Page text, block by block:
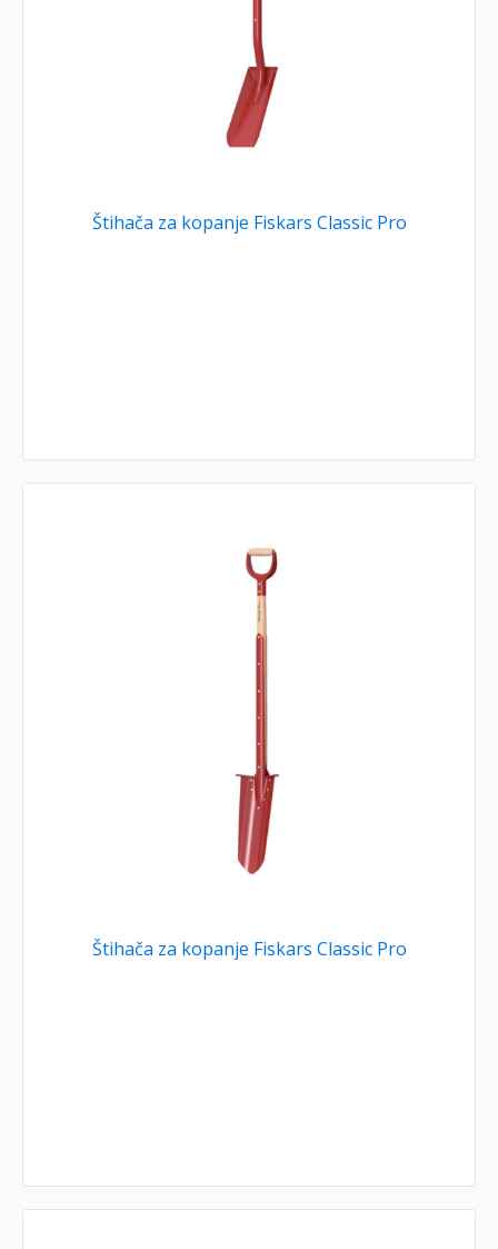
Štihača za kopanje Fiskars Classic Pro
Štihača za kopanje Fiskars Classic Pro